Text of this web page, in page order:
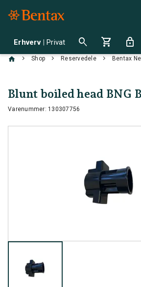
Erhverv | Privat search shopping_cart lock
chevron_right Shop chevron_right Reservedele chevron_right Bentax
Blunt boiled head BNG
Varenummer: 130307756